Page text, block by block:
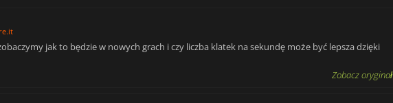
jak to będzie w nowych grach i czy liczba klatek na sekundę może być lepsza dzięki
Zobacz oryginał